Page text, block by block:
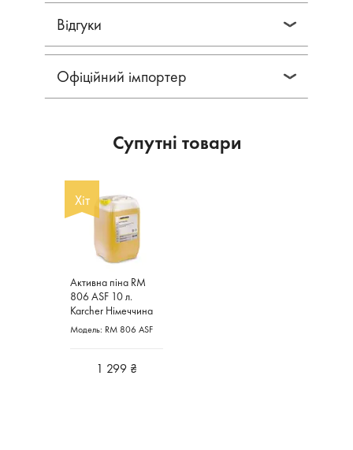
Відгуки
Офіційний імпортер
Супутні товари
Хіт
Активна піна RM
806 ASF 10 л.
Karcher Німеччина
Модель: RM 806 ASF
1 299 ₴